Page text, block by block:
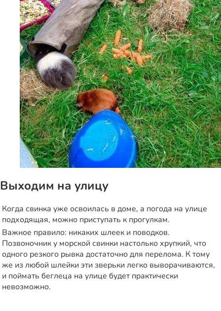
Выходим на улицу
Когда свинка уже освоилась в доме, а погода на улице
подходящая, можно приступать к прогулкам.
Важное правило: никаких шлеек и поводков.
Позвоночник у морской свинки настолько хрупкий, что
одного резкого рывка достаточно для перелома. К тому
же из любой шлейки эти зверьки легко выворачиваются,
и поймать беглеца на улице будет практически
невозможно.